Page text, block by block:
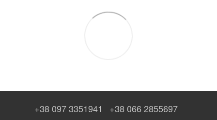
+38 097 3351941 +38 066 2855697